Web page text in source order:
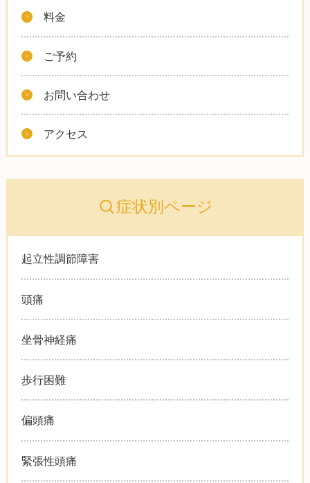
料金
ご予約
お問い合わせ
アクセス
症状別ページ
起立性調節障害
頭痛
坐骨神経痛
歩行困難
偏頭痛
緊張性頭痛